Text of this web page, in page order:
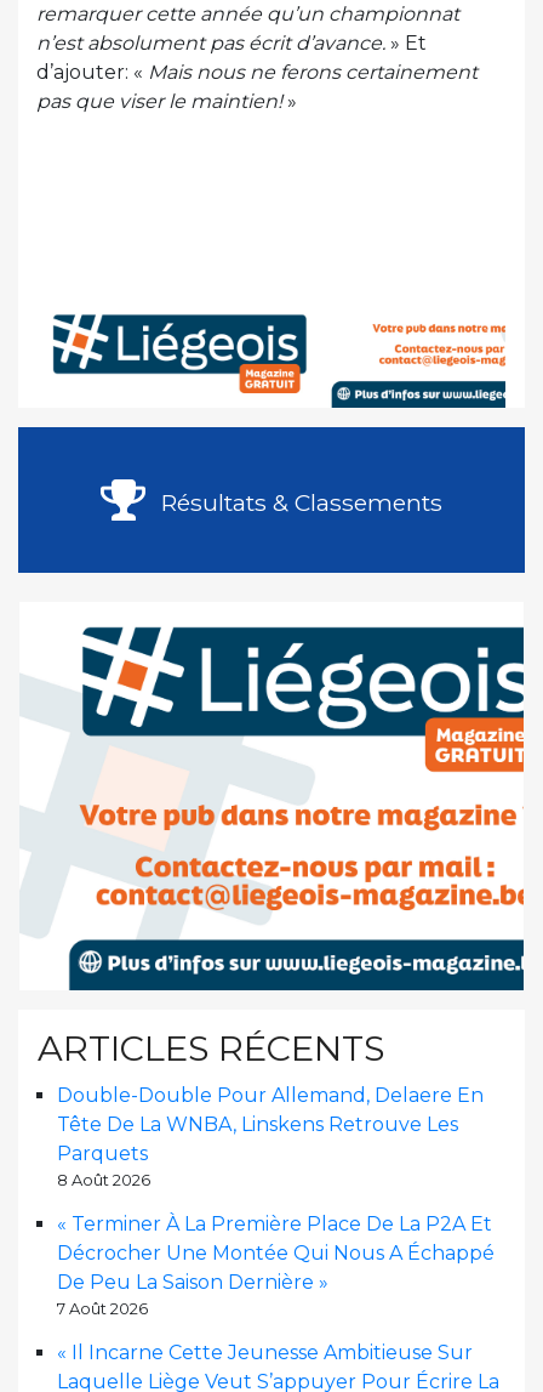
remarquer cette année qu’un championnat
n’est absolument pas écrit d’avance. » Et
d’ajouter: « Mais nous ne ferons certainement
pas que viser le maintien!»
Résultats & Classements
ARTICLES RÉCENTS
Double-Double Pour Allemand, Delaere En
Tête De La WNBA, Linskens Retrouve Les
Parquets
8 Août 2026
« Terminer À La Première Place De La P2A Et
Décrocher Une Montée Qui Nous A Échappé
De Peu La Saison Dernière »
7 Août 2026
« Il Incarne Cette Jeunesse Ambitieuse Sur
Laquelle Liège Veut S’appuyer Pour Écrire La